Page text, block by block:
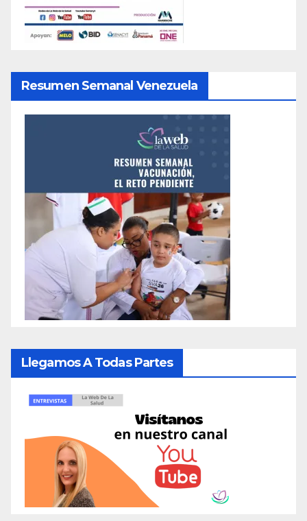
Resumen Semanal Venezuela
Llegamos A Todas Partes